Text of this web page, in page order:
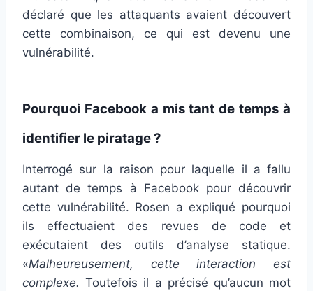
déclaré que les attaquants avaient découvert
cette combinaison, ce qui est devenu une
vulnérabilité.
Pourquoi Facebook a mis tant de temps à
identifier le piratage ?
Interrogé sur la raison pour laquelle il a fallu
autant de temps à Facebook pour découvrir
cette vulnérabilité. Rosen a expliqué pourquoi
ils effectuaient des revues de code et
exécutaient des outils d’analyse statique.
«Malheureusement, cette interaction est
complexe. Toutefois il a précisé qu’aucun mot